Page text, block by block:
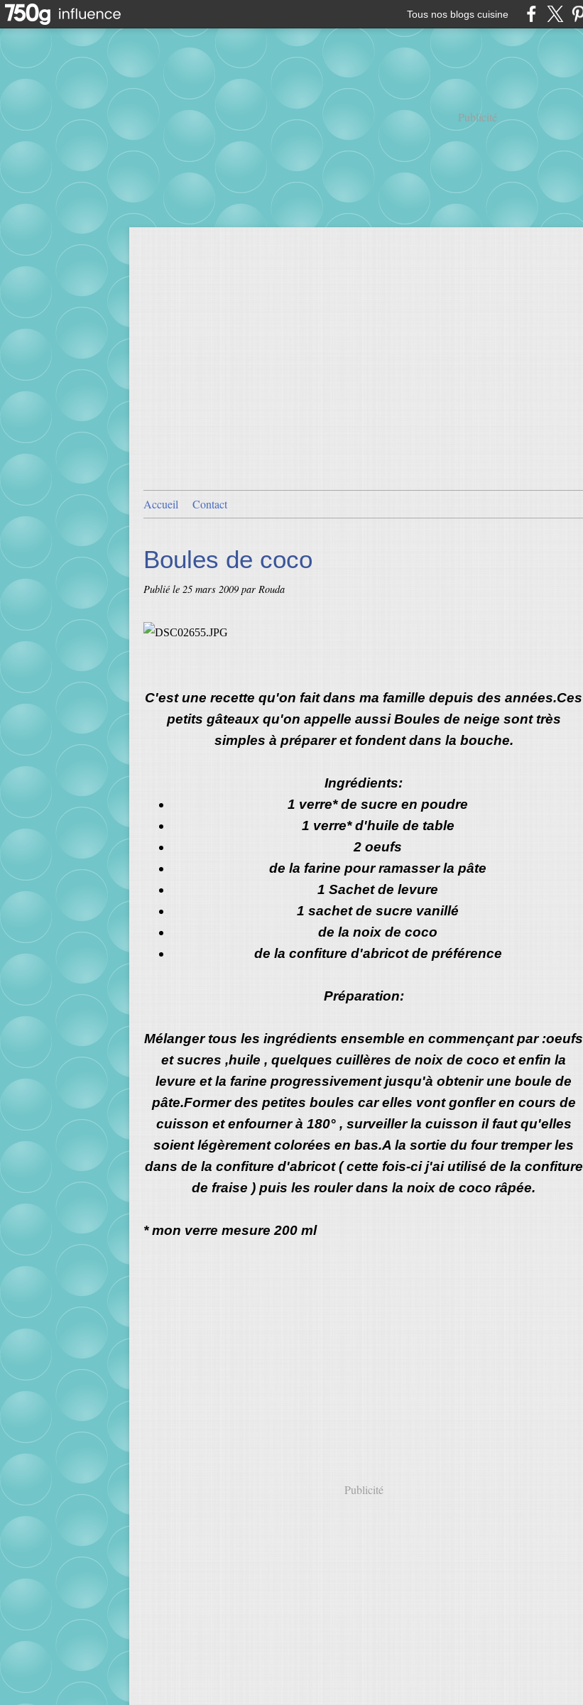
Tous nos blogs cuisine
Publicité
Accueil Contact
Boules de coco
Publié le 25 mars 2009 par Rouda
C'est une recette qu'on fait dans ma famille depuis des années.Ces
petits gâteaux qu'on appelle aussi Boules de neige sont très
simples à préparer et fondent dans la bouche.
Ingrédients:
1 verre* de sucre en poudre
1 verre* d'huile de table
2 oeufs
de la farine pour ramasser la pâte
1 Sachet de levure
1 sachet de sucre vanillé
de la noix de coco
de la confiture d'abricot de préférence
Préparation:
Mélanger tous les ingrédients ensemble en commençant par :oeufs
et sucres ,huile , quelques cuillères de noix de coco et enfin la
levure et la farine progressivement jusqu'à obtenir une boule de
pâte.Former des petites boules car elles vont gonfler en cours de
cuisson et enfourner à 180° , surveiller la cuisson il faut qu'elles
soient légèrement colorées en bas.A la sortie du four tremper les
dans de la confiture d'abricot ( cette fois-ci j'ai utilisé de la confiture
de fraise ) puis les rouler dans la noix de coco râpée.
* mon verre mesure 200 ml
Publicité